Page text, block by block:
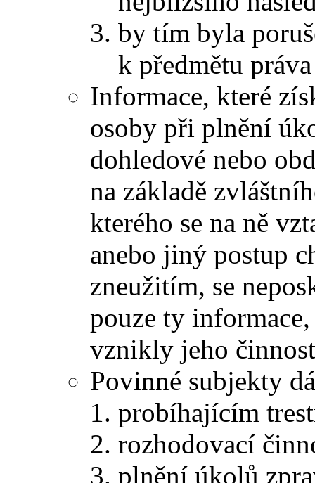
by tím byla
k předmětu
Informace, které
osoby při plnění
dohledové nebo
na základě
kterého se na ně
anebo jiný postup
zneužitím, se
pouze ty
vznikly jeho
Povinné subjekty
probíhajícím
rozhodovací
plnění úkolů